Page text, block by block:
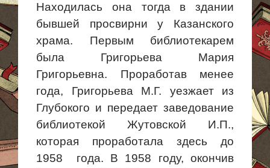
Находилась она тогда в здании
бывшей просвирни у Казанского
храма. Первым библиотекарем
была Григорьева Мария
Григорьевна. Проработав менее
года, Григорьева М.Г. уезжает из
Глубокого и передает заведование
библиотекой Жутовской И.П.,
которая проработала здесь до
1958 года. В 1958 году, окончив